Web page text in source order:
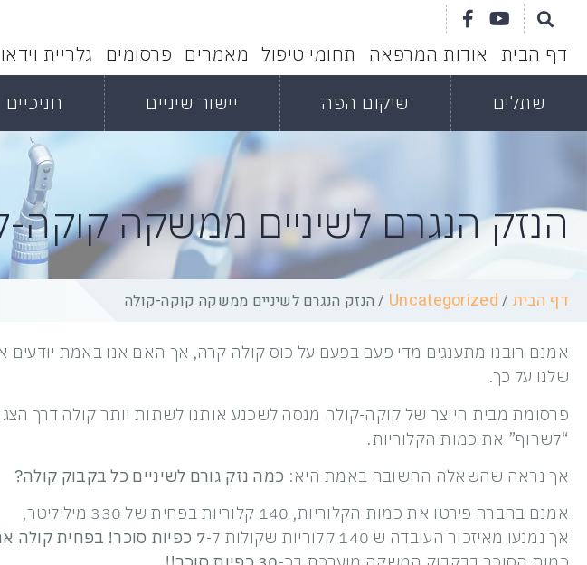
דף הבית אודות המרפאה תחומי טיפול מאמרים פרסומים גלריית וידאו
שתלים שיקום הפה יישור שיניים חניכיים
הנזק הנגרם לשיניים ממשקה קוקה-
דף הבית /
Uncategorized
/ הנזק הנגרם לשיניים ממשקה קוקה-קולה
אמנם רובנו מתענגים מדי פעם בפעם על כוס קולה קרה, אך האם אנו באמת יודעים
שלנו על כך.
פרסומת מבית היוצר של קוקה-קולה מנסה לשכנע אותנו לשתות יותר קולה דרך
“לשרוף” את כמות הקלוריות.
אך נראה שהשאלה החשובה באמת היא: כמה נזק גורם לשיניים כל בקבוק קולה?
אמנם בחברה פירטו את כמות הקלוריות, 140 קלוריות בפחית של 330 מיליליטר,
אך נמנעו מאיזכור העובדה ש 140 קלוריות שקולות ל-
7 כפיות סוכר!
בפחית קולה